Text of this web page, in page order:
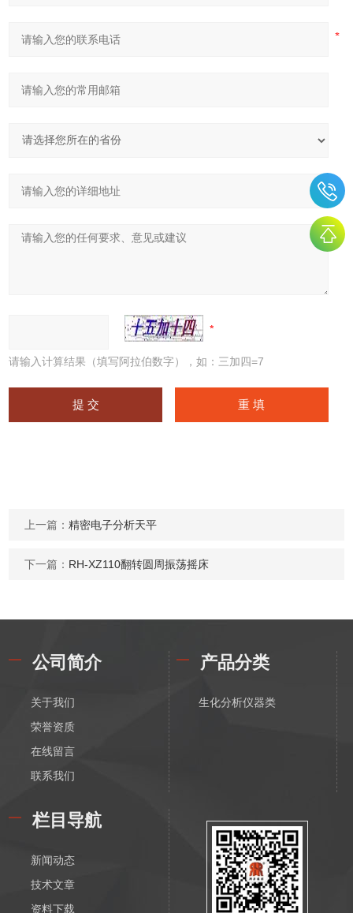
请输入计算结果（填写阿拉伯数字），如：三加四=7
上一篇：精密电子分析天平
下一篇： RH-XZ110翻转圆周振荡摇床
公司简介
关于我们
荣誉资质
在线留言
联系我们
产品分类
生化分析仪器类
栏目导航
新闻动态
技术文章
资料下载